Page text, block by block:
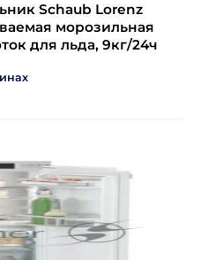
Schaub Lorenz
морозильная
для льда, 9кг/24ч